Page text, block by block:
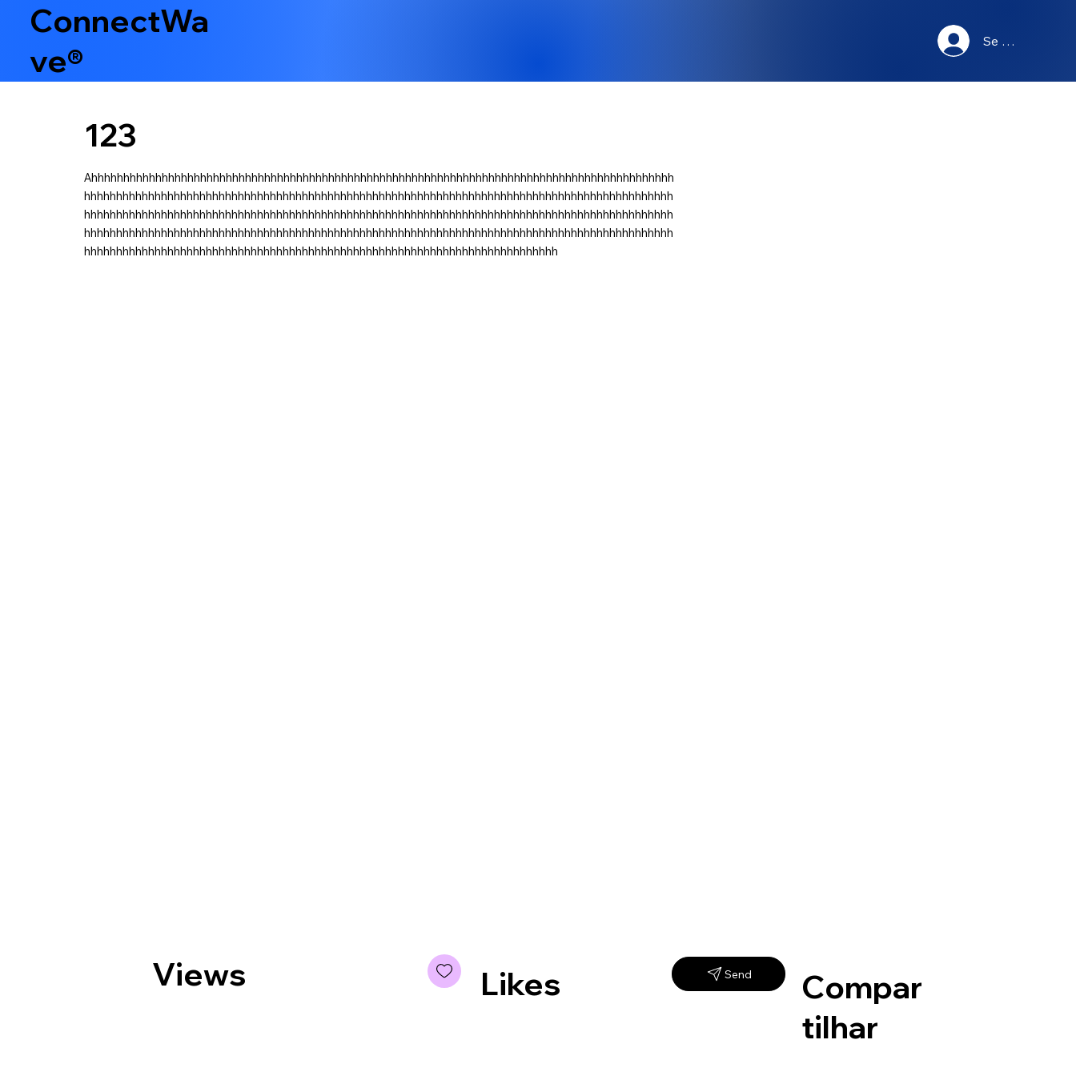
ConnectWa
ve®
Se connecter
123
Ahhhhhhhhhhhhhhhhhhhhhhhhhhhhhhhhhhhhhhhhhhhhhhhhhhhhhhhhhhhhhhhhhhhhhhhhhhhhhhhhhhhhhhhhhhh
hhhhhhhhhhhhhhhhhhhhhhhhhhhhhhhhhhhhhhhhhhhhhhhhhhhhhhhhhhhhhhhhhhhhhhhhhhhhhhhhhhhhhhhhhhhh
hhhhhhhhhhhhhhhhhhhhhhhhhhhhhhhhhhhhhhhhhhhhhhhhhhhhhhhhhhhhhhhhhhhhhhhhhhhhhhhhhhhhhhhhhhhh
hhhhhhhhhhhhhhhhhhhhhhhhhhhhhhhhhhhhhhhhhhhhhhhhhhhhhhhhhhhhhhhhhhhhhhhhhhhhhhhhhhhhhhhhhhhh
hhhhhhhhhhhhhhhhhhhhhhhhhhhhhhhhhhhhhhhhhhhhhhhhhhhhhhhhhhhhhhhhhhhhhhhhhh
Views Likes Send
Compar
tilhar